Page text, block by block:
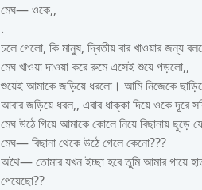
মেঘ— ওকে,,
.
চলে গেলো, কি মানুষ, দ্বিতীয় বার খাওয়ার জন্য
মেঘ খাওয়া দাওয়া করে রুমে এসেই শুয়ে পড়লো,,
শুয়েই আমাকে জড়িয়ে ধরলো। আমি নিজেকে
আবার জড়িয়ে ধরল,, এবার ধাক্কা দিয়ে ওকে দূরে
মেঘ উঠে গিয়ে আমাকে কোলে নিয়ে বিছানায় ছুড়ে
মেঘ— বিছানা থেকে উঠে গেলে কেনো???
অথৈ— তোমার যখন ইচ্ছা হবে তুমি আমার গায়ে
পেয়েছো??